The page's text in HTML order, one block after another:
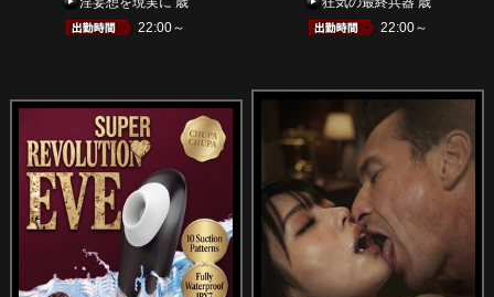
22:00～
22:00～